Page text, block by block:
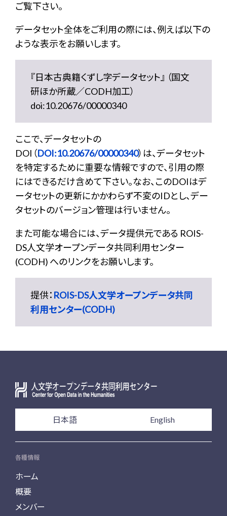
ご覧下さい。
データセット全体をご利用の際には、例えば以下の
ような表示をお願いします。
『日本古典籍くずし字データセット』 （国文
研ほか所蔵／CODH加工）
doi:10.20676/00000340
ここで、データセットの
DOI（DOI:10.20676/00000340）は、データセット
を特定するために重要な情報ですので、引用の際
にはできるだけ含めて下さい。なお、このDOIはデ
ータセットの更新にかかわらず不変のIDとし、デー
タセットのバージョン管理は行いません。
また可能な場合には、データ提供元である ROIS-
DS人文学オープンデータ共同利用センター
(CODH) へのリンクをお願いします。
提供： ROIS-DS人文学オープンデータ共同
利用センター(CODH)
日本語 English
各種情報
ホーム
概要
メンバー